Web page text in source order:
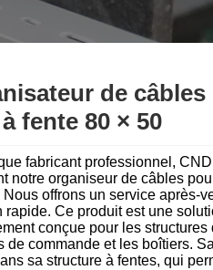
தமிழ்
Burmese
Latine
Azərbaycan
de
fente 80 × 50
fabricant professionnel,
notre organiseur de câbles
Nous offrons un service après-
rapide. Ce produit est une
conçue pour les structures
de commande et les boîtiers.
sa structure à fentes, qui